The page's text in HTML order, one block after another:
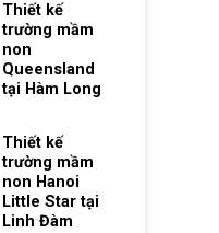
Thiết kế
trường mầm
non
Queensland
tại Hàm Long
Thiết kế
trường mầm
non Hanoi
Little Star tại
Linh Đàm